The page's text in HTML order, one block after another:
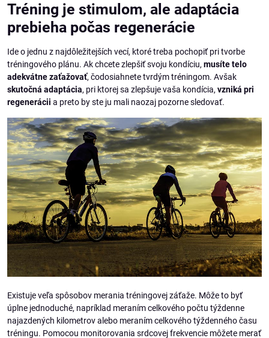
Tréning je stimulom, ale adaptácia
prebieha počas regenerácie
Ide o jednu z najdôležitejších vecí, ktoré treba pochopiť pri tvorbe
tréningového plánu. Ak chcete zlepšiť svoju kondíciu, musíte telo
adekvátne zaťažovať, čodosiahnete tvrdým tréningom. Avšak
skutočná adaptácia, pri ktorej sa zlepšuje vaša kondícia, vzniká pri
regenerácii a preto by ste ju mali naozaj pozorne sledovať.
Existuje veľa spôsobov merania tréningovej záťaže. Môže to byť
úplne jednoduché, napríklad meraním celkového počtu týždenne
najazdených kilometrov alebo meraním celkového týždenného času
tréningu. Pomocou monitorovania srdcovej frekvencie môžete merať